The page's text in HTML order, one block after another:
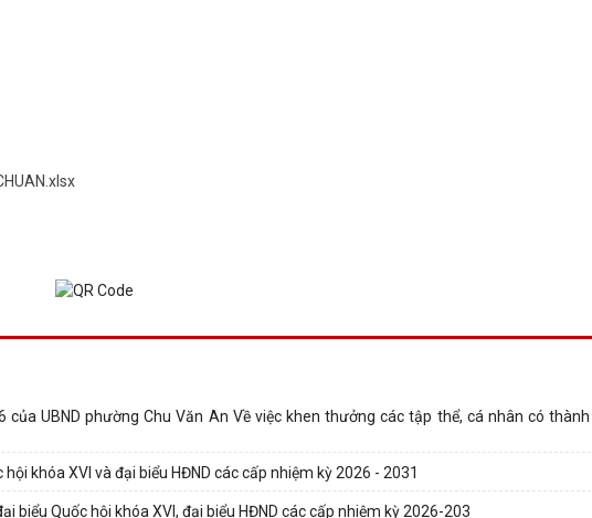
UBND phường Chu Văn An Về việc khen thưởng các tập thể, cá nhân có
khóa XVI và đại biểu HĐND các cấp nhiệm kỳ 2026 - 2031
biểu Quốc hội khóa XVI, đại biểu HĐND các cấp nhiệm kỳ 2026-203